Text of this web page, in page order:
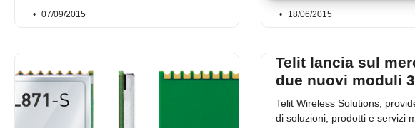
07/09/2015 18/06/2015
Telit lancia sul
due nuovi moduli
Telit Wireless Solutions,
di soluzioni, prodotti e servizi